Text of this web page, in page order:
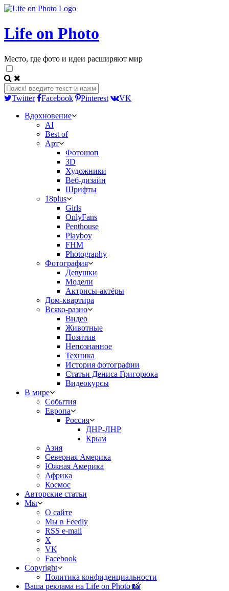
Life on Photo
Место, где фото и идеи расширяют мир
Twitter Facebook Pinterest
VK
Вдохновение
AI
Best of
Арт
Фотошоп
3D
Художники
Веб-дизайн
Шрифты
18plus
Girls
OnlyFans
Penthouse
Playboy
FHM
Photography
Фотография
Девушки
Модели
Актрисы-актёры
Дом-квартира
Всяко-разно
Видео
Животные
Позитив
Непознанное
Техника
История фотографии
Статьи Дениса Григорюка
Видеокурсы
В мире
События
Европа
Россия
ДНР-ЛНР
Крым
Азия
Северная Америка
Южная Америка
Африка
Космос
Авторские статьи
Мы
О сайте
Мы в Feedly
RSS e-mail
X
VK
Facebook
Copyright
Политика конфиденциальности
Ваша реклама на Life on Photo 📸